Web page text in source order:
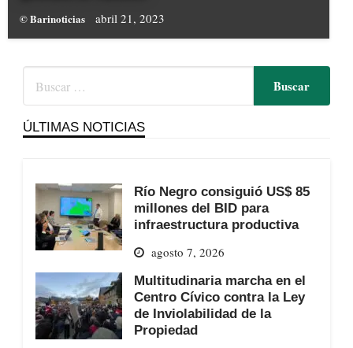
© Barinoticias abril 21, 2023
ÚLTIMAS NOTICIAS
Río Negro consiguió US$ 85
millones del BID para
infraestructura productiva
agosto 7, 2026
Multitudinaria marcha en el
Centro Cívico contra la Ley
de Inviolabilidad de la
Propiedad